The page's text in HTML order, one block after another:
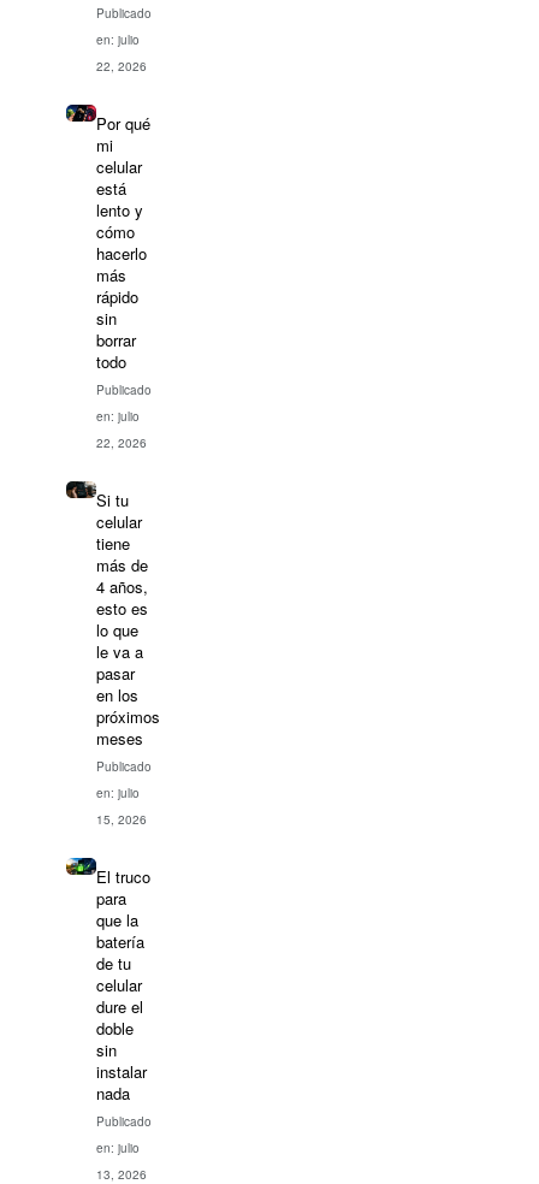
Publicado
en: julio
22, 2026
Por qué
mi
celular
está
lento y
cómo
hacerlo
más
rápido
sin
borrar
todo
Publicado
en: julio
22, 2026
Si tu
celular
tiene
más de
4 años,
esto es
lo que
le va a
pasar
en los
próximos
meses
Publicado
en: julio
15, 2026
El truco
para
que la
batería
de tu
celular
dure el
doble
sin
instalar
nada
Publicado
en: julio
13, 2026